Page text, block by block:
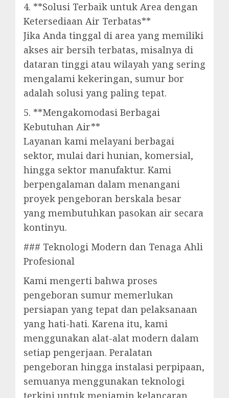
4. **Solusi Terbaik untuk Area dengan
Ketersediaan Air Terbatas**
Jika Anda tinggal di area yang memiliki
akses air bersih terbatas, misalnya di
dataran tinggi atau wilayah yang sering
mengalami kekeringan, sumur bor
adalah solusi yang paling tepat.
5. **Mengakomodasi Berbagai
Kebutuhan Air**
Layanan kami melayani berbagai
sektor, mulai dari hunian, komersial,
hingga sektor manufaktur. Kami
berpengalaman dalam menangani
proyek pengeboran berskala besar
yang membutuhkan pasokan air secara
kontinyu.
### Teknologi Modern dan Tenaga Ahli
Profesional
Kami mengerti bahwa proses
pengeboran sumur memerlukan
persiapan yang tepat dan pelaksanaan
yang hati-hati. Karena itu, kami
menggunakan alat-alat modern dalam
setiap pengerjaan. Peralatan
pengeboran hingga instalasi perpipaan,
semuanya menggunakan teknologi
terkini untuk menjamin kelancaran